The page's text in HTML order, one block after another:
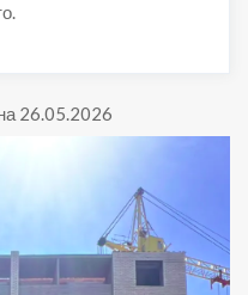
26.05.2026